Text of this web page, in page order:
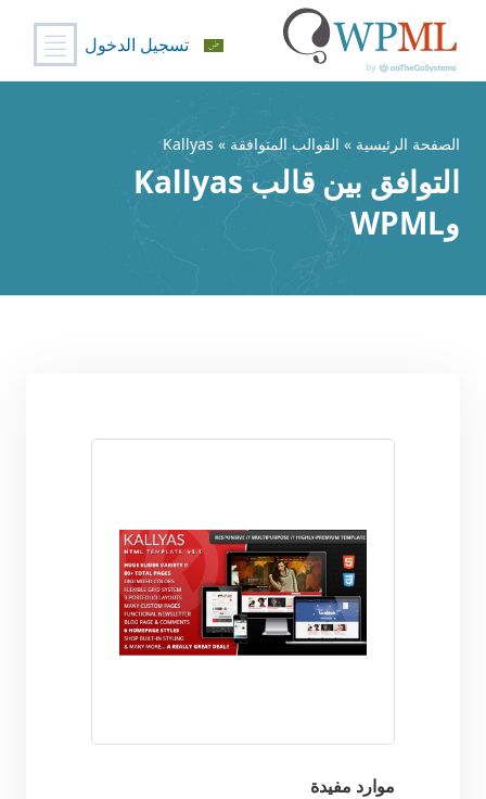
المحتوى
تسجيل الدخول
الصفحة الرئيسية » القوالب المتوافقة » Kallyas
التوافق بين قالب Kallyas
وWPML
موارد مفيدة